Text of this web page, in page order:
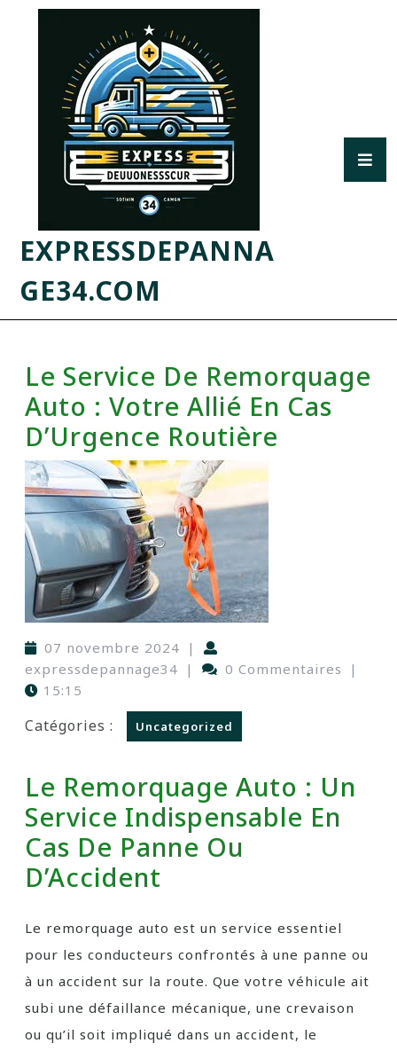
EXPRESSDEPANNA
GE34.COM
Le Service De Remorquage
Auto : Votre Allié En Cas
D’Urgence Routière
07 novembre 2024 |
expressdepannage34 | 0 Commentaires
|
15:15
Catégories : Uncategorized
Le Remorquage Auto : Un
Service Indispensable En
Cas De Panne Ou
D’Accident
Le remorquage auto est un service essentiel
pour les conducteurs confrontés à une panne ou
à un accident sur la route. Que votre véhicule ait
subi une défaillance mécanique, une crevaison
ou qu’il soit impliqué dans un accident, le